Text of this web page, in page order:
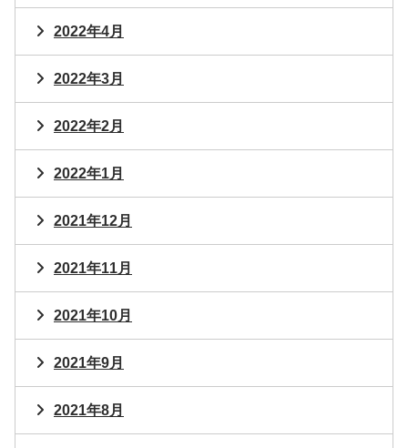
2022年4月
2022年3月
2022年2月
2022年1月
2021年12月
2021年11月
2021年10月
2021年9月
2021年8月